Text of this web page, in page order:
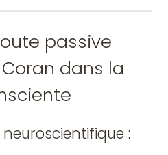
passive
dans la
: